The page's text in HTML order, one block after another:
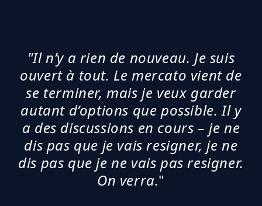
"Il n’y a rien de nouveau. Je suis
ouvert à tout. Le mercato vient de
se terminer, mais je veux garder
autant d’options que possible. Il y
a des discussions en cours – je ne
dis pas que je vais resigner, je ne
dis pas que je ne vais pas resigner.
On verra."